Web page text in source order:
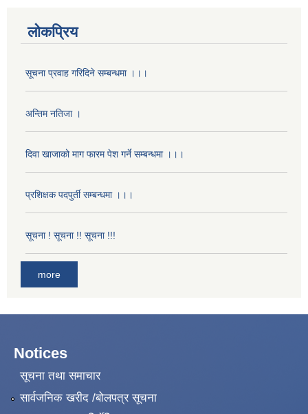
लोकप्रिय
सूचना प्रवाह गरिदिने सम्बन्धमा ।।।
अन्तिम नतिजा ।
दिवा खाजाको माग फारम पेश गर्ने सम्बन्धमा ।।।
प्रशिक्षक पदपुर्ती सम्बन्धमा ।।।
सूचना ! सूचना !! सूचना !!!
more
Notices
सूचना तथा समाचार
सार्वजनिक खरीद /बोलपत्र सूचना